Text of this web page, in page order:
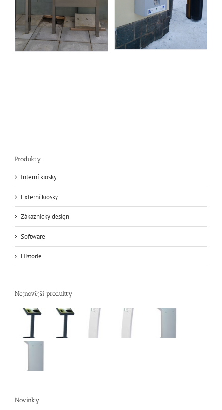
Produkty
Interní kiosky
Externí kiosky
Zákaznický design
Software
Historie
Nejnovější produkty
Novinky